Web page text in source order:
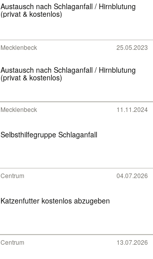
Austausch nach Schlaganfall / Hirnblutung
(privat & kostenlos)
Mecklenbeck 25.05.2023
Austausch nach Schlaganfall / Hirnblutung
(privat & kostenlos)
Mecklenbeck 11.11.2024
Selbsthilfegruppe Schlaganfall
Centrum 04.07.2026
Katzenfutter kostenlos abzugeben
Centrum 13.07.2026